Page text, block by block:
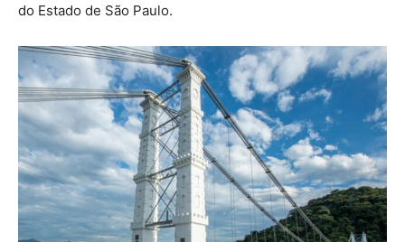
do Estado de São Paulo.